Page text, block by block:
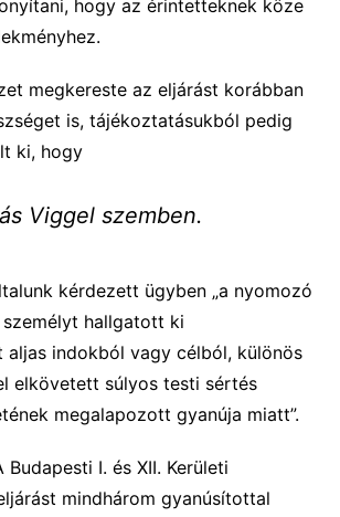
hogy az érintetteknek köze
megkereste az eljárást korábban
is, tájékoztatásukból pedig
ki, hogy
Viggel szemben.
kérdezett ügyben „a nyomozó
hallgatott ki
aljas indokból vagy célból, különös
elkövetett súlyos testi sértés
megalapozott gyanúja miatt”.
Budapesti I. és XII. Kerületi
mindhárom gyanúsítottal